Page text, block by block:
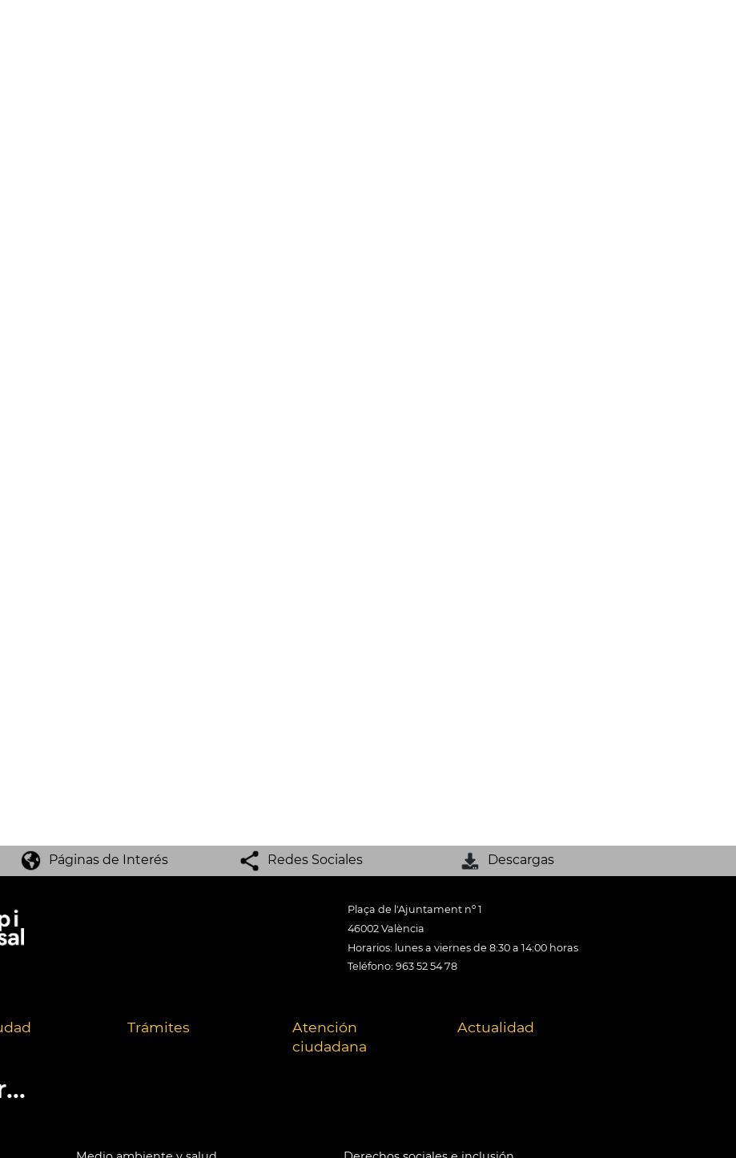
Páginas de Interés Redes Sociales Descargas
Plaça de l'Ajuntament nº 1
46002 València
Horarios: lunes a viernes de 8:30 a 14:00 horas
Teléfono: 963 52 54 78
Trámites
Atención
ciudadana
Actualidad